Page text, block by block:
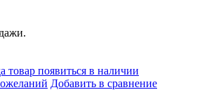
товар появиться в наличии
Добавить в сравнение